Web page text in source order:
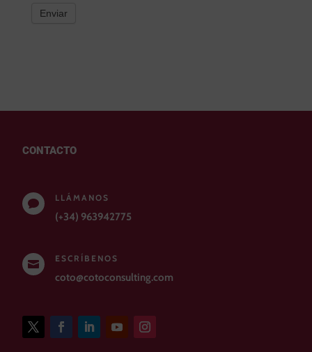
Enviar
CONTACTO

LLÁMANOS
(+34) 963942775

ESCRÍBENOS
coto@cotoconsulting.com